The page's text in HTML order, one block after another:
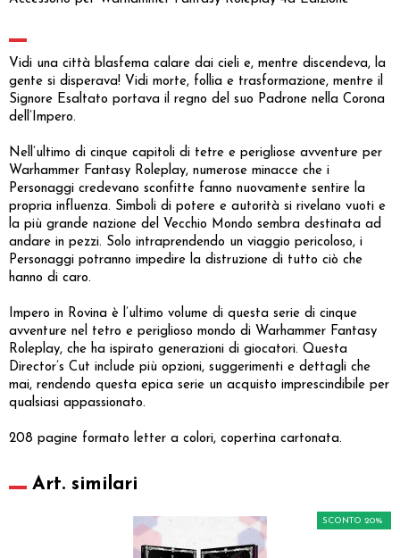
Vidi una città blasfema calare dai cieli e, mentre discendeva, la
gente si disperava! Vidi morte, follia e trasformazione, mentre il
Signore Esaltato portava il regno del suo Padrone nella Corona
dell’Impero.
Nell’ultimo di cinque capitoli di tetre e perigliose avventure per
Warhammer Fantasy Roleplay, numerose minacce che i
Personaggi credevano sconfitte fanno nuovamente sentire la
propria influenza. Simboli di potere e autorità si rivelano vuoti e
la più grande nazione del Vecchio Mondo sembra destinata ad
andare in pezzi. Solo intraprendendo un viaggio pericoloso, i
Personaggi potranno impedire la distruzione di tutto ciò che
hanno di caro.
Impero in Rovina è l’ultimo volume di questa serie di cinque
avventure nel tetro e periglioso mondo di Warhammer Fantasy
Roleplay, che ha ispirato generazioni di giocatori. Questa
Director’s Cut include più opzioni, suggerimenti e dettagli che
mai, rendendo questa epica serie un acquisto imprescindibile per
qualsiasi appassionato.
208 pagine formato letter a colori, copertina cartonata.
Art. similari
SCONTO 20%